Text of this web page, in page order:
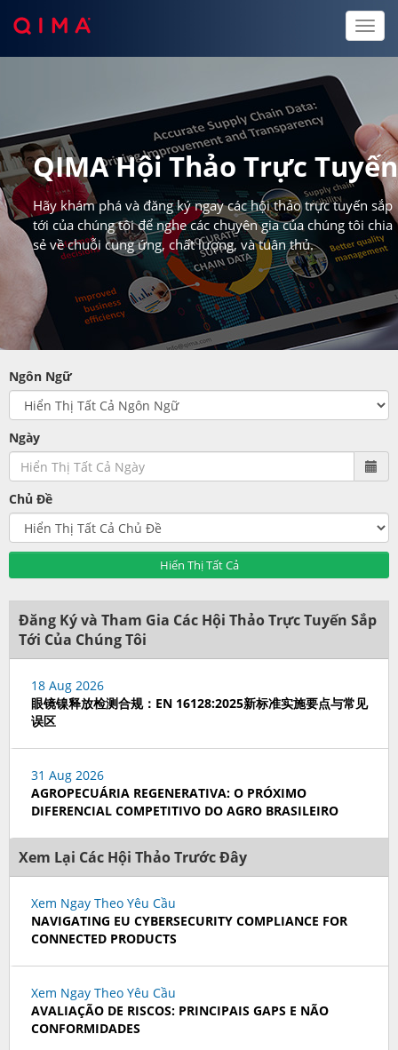
Toggle
QIMA Hội Thảo Trực Tuyến
Hãy khám phá và đăng ký ngay các hội thảo trực tuyến sắp
tới của chúng tôi để nghe các chuyên gia của chúng tôi chia
sẻ về chuỗi cung ứng, chất lượng, và tuân thủ.
Ngôn Ngữ
Ngày
Chủ Đề
Hiển Thị Tất Cả
Đăng Ký và Tham Gia Các Hội Thảo Trực Tuyến Sắp
Tới Của Chúng Tôi
18 Aug 2026
眼镜镍释放检测合规：EN 16128:2025新标准实施要点与常见
误区
31 Aug 2026
AGROPECUÁRIA REGENERATIVA: O PRÓXIMO
DIFERENCIAL COMPETITIVO DO AGRO BRASILEIRO
Xem Lại Các Hội Thảo Trước Đây
Xem Ngay Theo Yêu Cầu
NAVIGATING EU CYBERSECURITY COMPLIANCE FOR
CONNECTED PRODUCTS
Xem Ngay Theo Yêu Cầu
AVALIAÇÃO DE RISCOS: PRINCIPAIS GAPS E NÃO
CONFORMIDADES